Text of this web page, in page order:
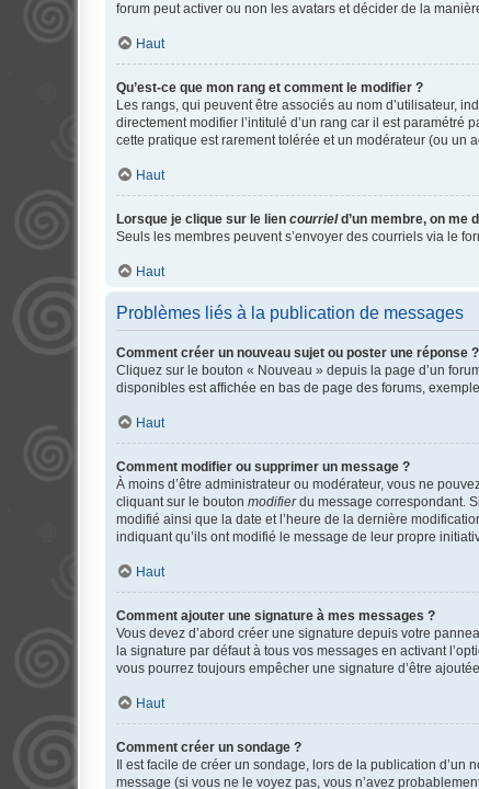
forum peut activer ou non les avatars et décider de la
Haut
Qu’est-ce que mon rang et comment le modifier ?
Les rangs, qui peuvent être associés au nom d’utilisateur,
directement modifier l’intitulé d’un rang car il est paramétré
cette pratique est rarement tolérée et un modérateur (ou un
Haut
Lorsque je clique sur le lien courrield’un membre, on me
Seuls les membres peuvent s’envoyer des courriels via le
Haut
Problèmes liés à la publication de messages
Comment créer un nouveau sujet ou poster une réponse ?
Cliquez sur le bouton « Nouveau » depuis la page d’un
disponibles est affichée en bas de page des forums,
Haut
Comment modifier ou supprimer un message ?
À moins d’être administrateur ou modérateur, vous ne
cliquant sur le bouton modifierdu message correspondant.
modifié ainsi que la date et l’heure de la dernière
indiquant qu’ils ont modifié le message de leur propre
Haut
Comment ajouter une signature à mes messages ?
Vous devez d’abord créer une signature depuis votre
la signature par défaut à tous vos messages en activant
vous pourrez toujours empêcher une signature d’être
Haut
Comment créer un sondage ?
Il est facile de créer un sondage, lors de la publication
message (si vous ne le voyez pas, vous n’avez